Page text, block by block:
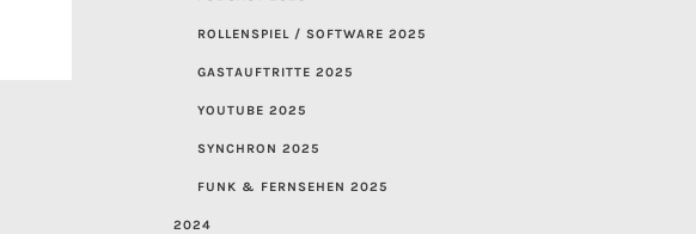
ROLLENSPIEL / SOFTWARE 2025
GASTAUFTRITTE 2025
YOUTUBE 2025
SYNCHRON 2025
FUNK & FERNSEHEN 2025
2024